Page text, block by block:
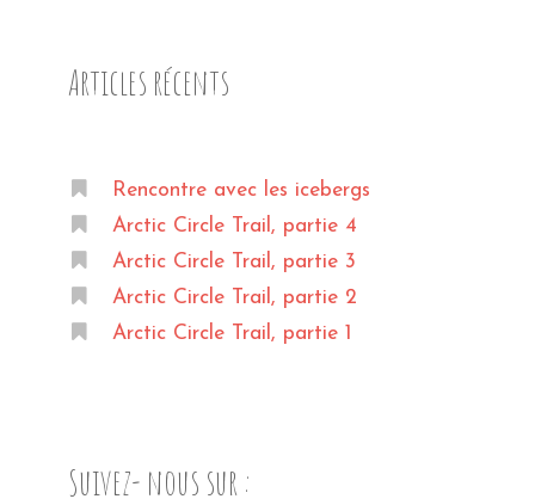
Articles récents
Rencontre avec les icebergs
Arctic Circle Trail, partie 4
Arctic Circle Trail, partie 3
Arctic Circle Trail, partie 2
Arctic Circle Trail, partie 1
Suivez- nous sur :